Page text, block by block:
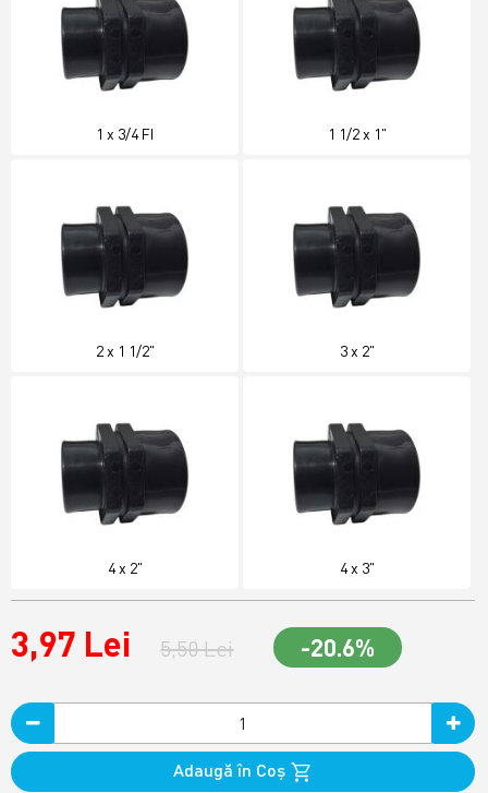
1 x 3/4 FI 1 1/2 x 1"
2 x 1 1/2" 3 x 2"
4 x 2" 4 x 3"
3,97 Lei 5,50 Lei -20.6%
Adaugă în Coş